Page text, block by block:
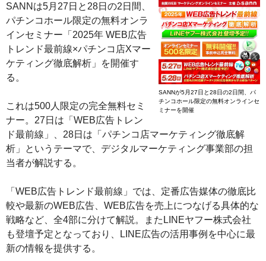
SANNが5月27日と28日の2日間、パ
チンコホール限定の無料オンラインセ
ミナーを開催
SANNは5月27日と28日の2日間、
パチンコホール限定の無料オンラ
インセミナー「2025年 WEB広告
トレンド最前線×パチンコ店Xマー
ケティング徹底解析」を開催す
る。
これは500人限定の完全無料セミ
ナー。27日は「WEB広告トレン
ド最前線」、28日は「パチンコ店マーケティング徹底解
析」というテーマで、デジタルマーケティング事業部の担
当者が解説する。
「WEB広告トレンド最前線」では、定番広告媒体の徹底比
較や最新のWEB広告、WEB広告を売上につなげる具体的な
戦略など、全4部に分けて解説。またLINEヤフー株式会社
も登壇予定となっており、LINE広告の活用事例を中心に最
新の情報を提供する。